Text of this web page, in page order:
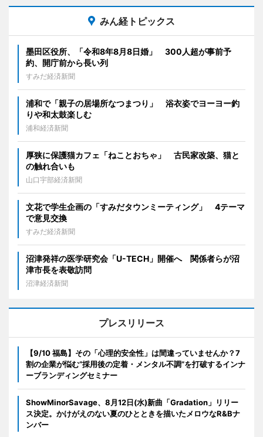
みん経トピックス
墨田区役所、「令和8年8月8日婚」 300人超が事前予
約、開庁前から長い列
すみだ経済新聞
浦和で「親子の居場所なつまつり」 浴衣姿でヨーヨー釣
りや和太鼓楽しむ
浦和経済新聞
厚狭に保護猫カフェ「ねことおちゃ」 古民家改築、猫と
の触れ合いも
山口宇部経済新聞
文花で学生企画の「すみだタウンミーティング」 4テーマ
で意見交換
すみだ経済新聞
沼津発祥の医学研究会「U-TECH」開催へ 関係者らが沼
津市長を表敬訪問
沼津経済新聞
プレスリリース
【9/10 福島】その「心理的安全性」は間違っていませんか？7
割の企業が悩む“採用後の定着・メンタル不調”を打破するインナ
ーブランディングセミナー
ShowMinorSavage、8月12日(水)新曲「Gradation」リリー
ス決定。かけがえのない夏のひとときを描いたメロウなR&Bナ
ンバー